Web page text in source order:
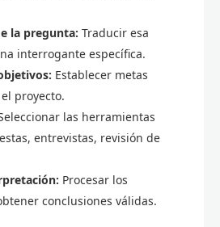
la pregunta: Traducir esa
interrogante específica.
Establecer metas
proyecto.
las herramientas
entrevistas, revisión de
Procesar los
conclusiones válidas.